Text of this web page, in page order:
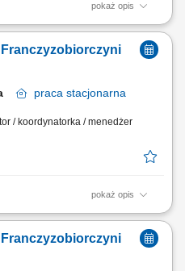
pokaż opis
działalności gospodarczej w
i zamówień.
do potrzeb lokalnego rynku.
praca stacjonarna
/ koordynatorka / menedżer
pokaż opis
działalności gospodarczej w
i zamówień.
do potrzeb lokalnego rynku.